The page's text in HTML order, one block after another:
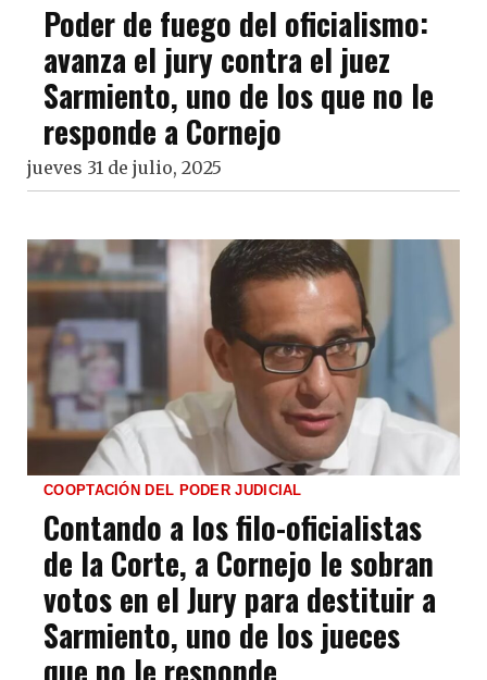
Poder de fuego del oficialismo:
avanza el jury contra el juez
Sarmiento, uno de los que no le
responde a Cornejo
jueves 31 de julio, 2025
COOPTACIÓN DEL PODER JUDICIAL
Contando a los filo-oficialistas
de la Corte, a Cornejo le sobran
votos en el Jury para destituir a
Sarmiento, uno de los jueces
que no le responde